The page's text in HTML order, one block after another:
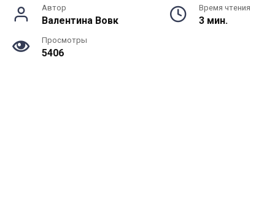
Автор
Валентина Вовк
Время чтения
3 мин.
Просмотры
5406